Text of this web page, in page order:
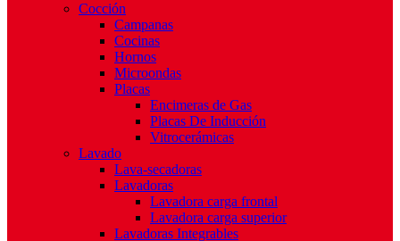
Cocción
Campanas
Cocinas
Hornos
Microondas
Placas
Encimeras de Gas
Placas De Inducción
Vitrocerámicas
Lavado
Lava-secadoras
Lavadoras
Lavadora carga frontal
Lavadora carga superior
Lavadoras Integrables